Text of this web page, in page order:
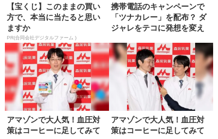
【宝くじ】このままの買い
方で、本当に当たると思い
ますか
PR(合同会社デジタルファーム )
携帯電話のキャンペーンで
「ツナカレー」を配布？ ダ
ジャレをテコに発想を変え
アマゾンで大人気！血圧対
策はコーヒーに足してみて
アマゾンで大人気！血圧対
策はコーヒーに足してみて